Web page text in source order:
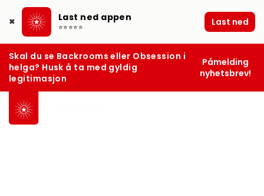
✖ Last ned appen
⭐⭐⭐⭐⭐ Last ned
Skal du se Backrooms eller Obsession i
helga? Husk å ta med gyldig
legitimasjon
Påmelding
nyhetsbrev!